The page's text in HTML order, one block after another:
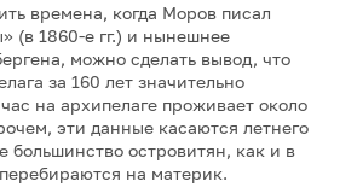
времена, когда Моров писал
(в 1860-е гг.) и нынешнее
можно сделать вывод, что
за 160 лет значительно
на архипелаге проживает около
эти данные касаются летнего
большинство островитян, как и в
на материк.